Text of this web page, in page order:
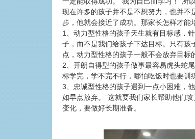
现在许多的孩子并不是不想努力，也并
步，他就会接近了成功。那家长怎样才能
1、动力型性格的孩子天生就有目标感，
子，而不是我们给孩子下达目标。只有
点，动力型性格的孩子一般不会放弃目标
2、开朗自得型的孩子做事最容易虎头蛇
标学完，学不完不行，哪怕吃饭时也要训
3、忠诚型性格的孩子遇到一点小困难，
如早点放弃。”这就要我们家长帮助他们
变化，要做好长期准备。